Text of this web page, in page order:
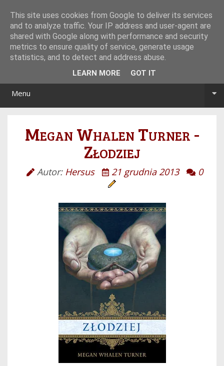
Menu
Megan Whalen Turner -
Złodziej
Autor: Hersus 21 grudnia 2013 0
This site uses cookies from Google to deliver its services
and to analyze traffic. Your IP address and user-agent are
shared with Google along with performance and security
metrics to ensure quality of service, generate usage
statistics, and to detect and address abuse.
LEARN MORE GOT IT